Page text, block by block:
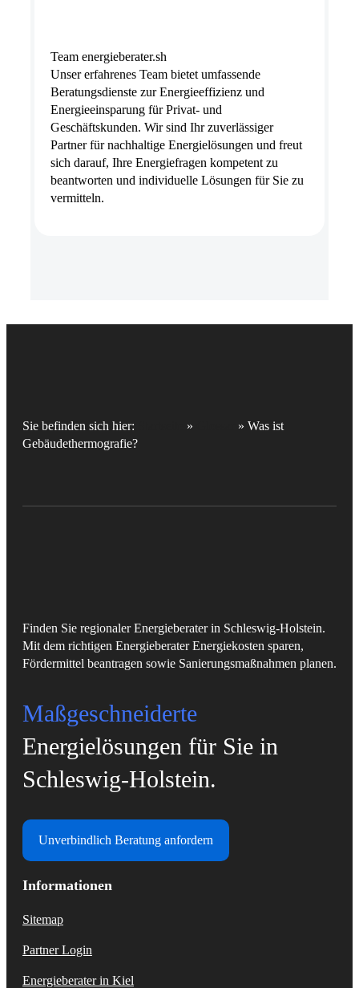
Team energieberater.sh
Unser erfahrenes Team bietet umfassende
Beratungsdienste zur Energieeffizienz und
Energieeinsparung für Privat- und
Geschäftskunden. Wir sind Ihr zuverlässiger
Partner für nachhaltige Energielösungen und freut
sich darauf, Ihre Energiefragen kompetent zu
beantworten und individuelle Lösungen für Sie zu
vermitteln.
Sie befinden sich hier: » » Was ist
Gebäudethermografie?
Finden Sie regionaler Energieberater in Schleswig-Holstein.
Mit dem richtigen Energieberater Energiekosten sparen,
Fördermittel beantragen sowie Sanierungsmaßnahmen planen.
Informationen
Sitemap
Partner Login
Energieberater in Kiel
Maßgeschneiderte
Energielösungen für Sie in
Schleswig-Holstein.
Unverbindlich Beratung anfordern